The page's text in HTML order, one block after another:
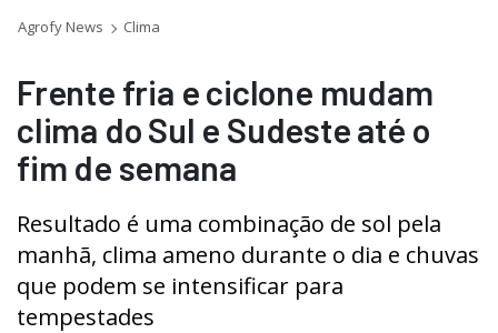
Agrofy News Clima
Frente fria e ciclone mudam
clima do Sul e Sudeste até o
fim de semana
Resultado é uma combinação de sol pela
manhã, clima ameno durante o dia e chuvas
que podem se intensificar para
tempestades